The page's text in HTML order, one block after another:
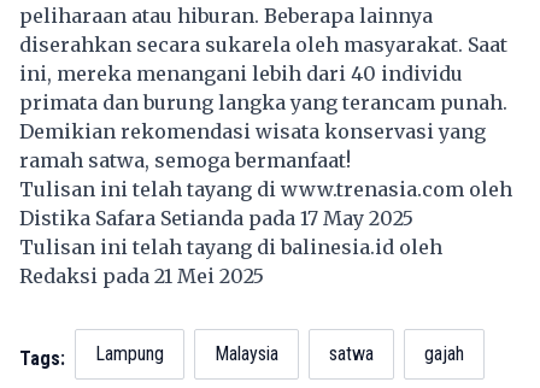
peliharaan atau hiburan. Beberapa lainnya
diserahkan secara sukarela oleh masyarakat. Saat
ini, mereka menangani lebih dari 40 individu
primata dan burung langka yang terancam punah.
Demikian rekomendasi wisata konservasi yang
ramah satwa, semoga bermanfaat!
Tulisan ini telah tayang di www.trenasia.com oleh
Distika Safara Setianda pada 17 May 2025
Tulisan ini telah tayang dibalinesia.id oleh
Redaksi pada 21 Mei 2025
Tags: Lampung Malaysia satwa gajah